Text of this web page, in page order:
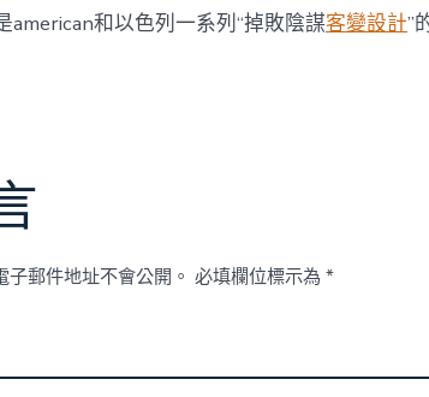
american和以色列一系列“掉敗陰謀客變設計”
郵件地址不會公開。 必填欄位標示為 *